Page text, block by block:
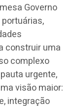
Governo
construir uma
complexo
urgente,
visão maior:
integração